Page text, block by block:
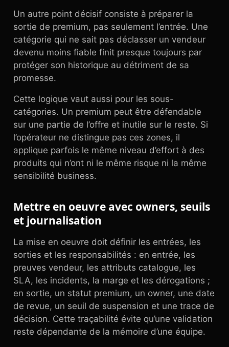
Un autre point décisif consiste à préparer la
sortie de premium, pas seulement l’entrée. Une
catégorie qui ne sait pas déclasser un vendeur
devenu moins fiable finit presque toujours par
protéger son historique au détriment de sa
promesse.
Cette logique vaut aussi pour les sous-
catégories. Un premium peut être défendable
sur une partie de l’offre et inutile sur le reste. Si
l’opérateur ne distingue pas ces zones, il
applique parfois le même niveau d’effort à des
produits qui n’ont ni le même risque ni la même
sensibilité business.
Mettre en oeuvre avec owners, seuils
et journalisation
La mise en oeuvre doit définir les entrées, les
sorties et les responsabilités : en entrée, les
preuves vendeur, les attributs catalogue, les
SLA, les incidents, la marge et les dérogations ;
en sortie, un statut premium, un owner, une date
de revue, un seuil de suspension et une trace de
décision. Cette traçabilité évite qu’une validation
reste dépendante de la mémoire d’une équipe.